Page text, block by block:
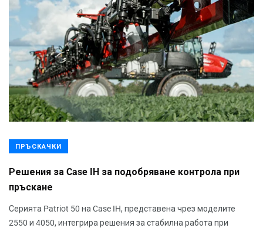
ПРЪСКАЧКИ
Решения за Case IH за подобряване контрола при
пръскане
Серията Patriot 50 на Case IH, представена чрез моделите
2550 и 4050, интегрира решения за стабилна работа при